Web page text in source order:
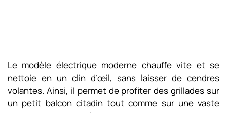
Le modèle électrique moderne chauffe vite et se
nettoie en un clin d’œil, sans laisser de cendres
volantes. Ainsi, il permet de profiter des grillades sur
un petit balcon citadin tout comme sur une vaste